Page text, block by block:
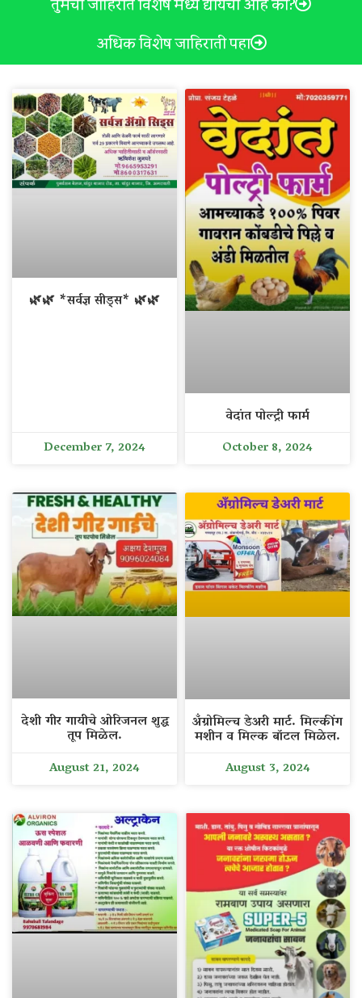
अधिक विशेष जाहिराती पहा
🌿🌿 *सर्वज्ञ सीड्स* 🌿🌿
December 7, 2024
वेदांत पोल्ट्री फार्म
October 8, 2024
देशी गीर गायीचे ओरिजनल शुद्ध
तूप मिळेल.
August 21, 2024
अँग्रोमिल्च डेअरी मार्ट. मिल्कींग
मशीन व मिल्क बॉटल मिळेल.
August 3, 2024